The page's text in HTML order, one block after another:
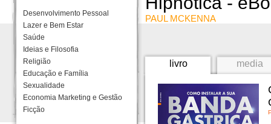
Desenvolvimento Pessoal
Lazer e Bem Estar
Saúde
Ideias e Filosofia
Religião
Educação e Família
Sexualidade
Economia Marketing e Gestão
Ficção
PAUL MCKENNA
livro media